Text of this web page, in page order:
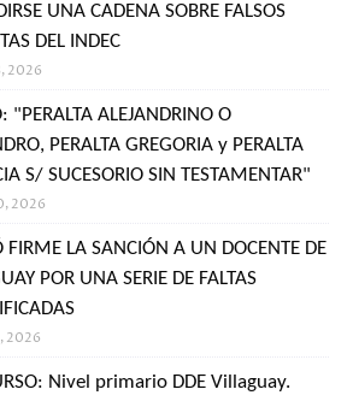
UNA CADENA SOBRE FALSOS
DEL INDEC
2026
"PERALTA ALEJANDRINO O
PERALTA GREGORIA y PERALTA
S/ SUCESORIO SIN TESTAMENTAR"
2026
FIRME LA SANCIÓN A UN DOCENTE DE
POR UNA SERIE DE FALTAS
2026
Nivel primario DDE Villaguay.